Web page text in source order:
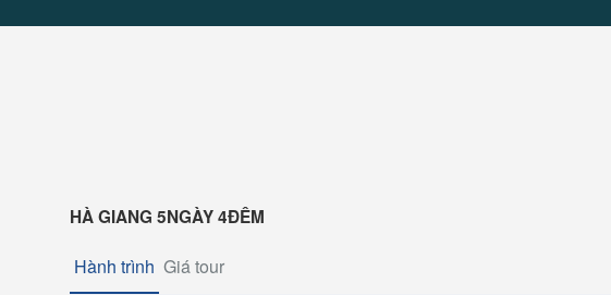
HÀ GIANG 5NGÀY 4ĐÊM
Hành trình Giá tour